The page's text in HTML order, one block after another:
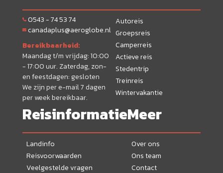
0543 - 74 53 74
canadaplus@aeroglobe.nl
Bereikbaarheid:
Maandag t/m vrijdag: 10:00
- 17:00 uur. Zaterdag, zon-
en feestdagen: gesloten
We zijn per e-mail 7 dagen
per week bereikbaar.
Autoreis
Groepsreis
Camperreis
Actieve reis
Stedentrip
Treinreis
Wintervakantie
Reisinformatie
Landinfo
Reisvoorwaarden
Veelgestelde vragen
Meer
Over ons
Ons team
Contact